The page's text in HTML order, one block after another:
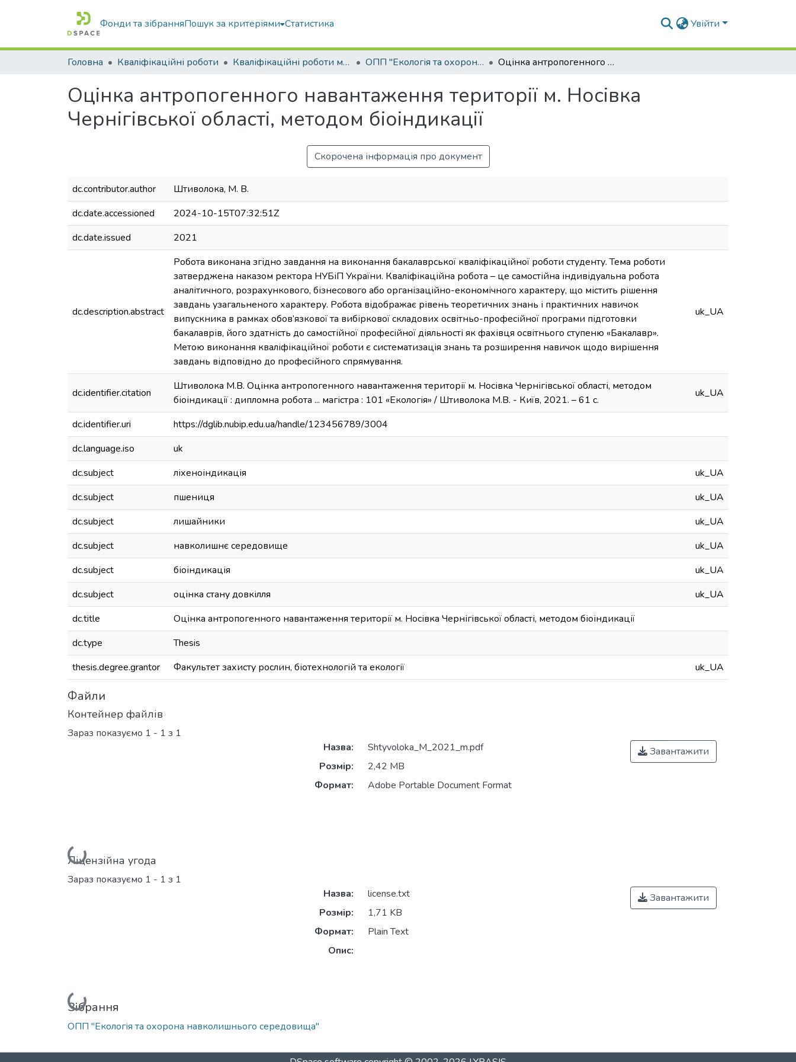
Фонди та зібранняПошук за критеріями Статистика Увійти
Головна Кваліфікаційні роботи Кваліфікаційні роботи магістрів ОПП "Екологія та охорона навколишнього середовища" Оцінка антропогенного навантаження території м. Носівка Чернігівської області, методом біоіндикації
Оцінка антропогенного навантаження території м. Носівка
Чернігівської області, методом біоіндикації
Скорочена інформація про документ
dc.contributor.author
Штиволока, М. В.
dc.date.accessioned
2024-10-15T07:32:51Z
dc.date.issued
2021
dc.description.abstract
Робота виконана згідно завдання на виконання бакалаврської кваліфікаційної роботи студенту. Тема роботи
затверджена наказом ректора НУБіП України. Кваліфікаційна робота – це самостійна індивідуальна робота
аналітичного, розрахункового, бізнесового або організаційно-економічного характеру, що містить рішення
завдань узагальненого характеру. Робота відображає рівень теоретичних знань і практичних навичок
випускника в рамках обов’язкової та вибіркової складових освітньо-професійної програми підготовки
бакалаврів, його здатність до самостійної професійної діяльності як фахівця освітнього ступеню «Бакалавр».
Метою виконання кваліфікаційної роботи є систематизація знань та розширення навичок щодо вирішення
завдань відповідно до професійного спрямування.
uk_UA
dc.identifier.citation
Штиволока М.В. Оцінка антропогенного навантаження території м. Носівка Чернігівської області, методом
біоіндикації : дипломна робота ... магістра : 101 «Екологія» / Штиволока М.В. - Київ, 2021. – 61 с.
uk_UA
dc.identifier.uri
https://dglib.nubip.edu.ua/handle/123456789/3004
dc.language.iso
uk
dc.subject
ліхеноіндикація
uk_UA
dc.subject
пшениця
uk_UA
dc.subject
лишайники
uk_UA
dc.subject
навколишнє середовище
uk_UA
dc.subject
біоіндикація
uk_UA
dc.subject
оцінка стану довкілля
uk_UA
dc.title
Оцінка антропогенного навантаження території м. Носівка Чернігівської області, методом біоіндикації
dc.type
Thesis
thesis.degree.grantor
Факультет захисту рослин, біотехнологій та екології uk_UA
Файли
Контейнер файлів
Зараз показуємо 1 - 1 з 1
Вантажиться...
Назва:
Shtyvoloka_M_2021_m.pdf
Розмір:
2,42 MB
Формат:
Adobe Portable Document Format
Завантажити
Ліцензійна угода
Зараз показуємо 1 - 1 з 1
Вантажиться...
Назва:
license.txt
Розмір:
1,71 KB
Формат:
Plain Text
Опис:
Завантажити
Зібрання
ОПП "Екологія та охорона навколишнього середовища"